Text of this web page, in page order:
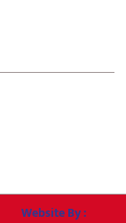
Website By :